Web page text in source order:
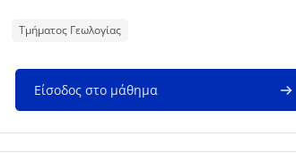
Τμήματος Γεωλογίας
Είσοδος στο μάθημα